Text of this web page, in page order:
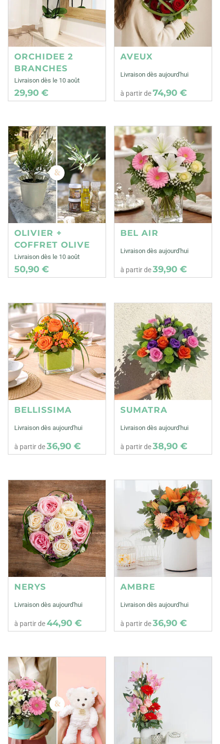
ORCHIDEE 2
BRANCHES
Livraison dès le 10 août
29,90 €
AVEUX
Livraison dès aujourd'hui
à partir de74,90 €
OLIVIER +
COFFRET OLIVE
Livraison dès le 10 août
50,90 €
BEL AIR
Livraison dès aujourd'hui
à partir de39,90 €
BELLISSIMA
Livraison dès aujourd'hui
à partir de36,90 €
SUMATRA
Livraison dès aujourd'hui
à partir de38,90 €
NERYS
Livraison dès aujourd'hui
à partir de44,90 €
AMBRE
Livraison dès aujourd'hui
à partir de36,90 €